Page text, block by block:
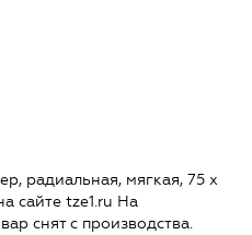
радиальная, мягкая, 75 х
сайте tze1.ru На
снят с производства.